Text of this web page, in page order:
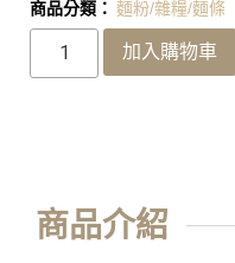
商品分類： 麵粉/雜糧/麵條
加入購物車
商品介紹